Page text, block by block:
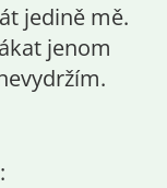
jedině mě.
jenom